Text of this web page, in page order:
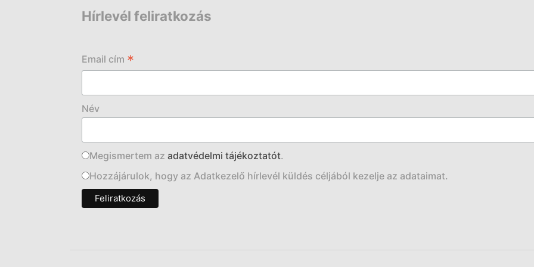
Hírlevél feliratkozás
Email cím *
Név
Megismertem az adatvédelmi tájékoztatót.
Hozzájárulok, hogy az Adatkezelő hírlevél küldés céljából kezelje az adataimat.